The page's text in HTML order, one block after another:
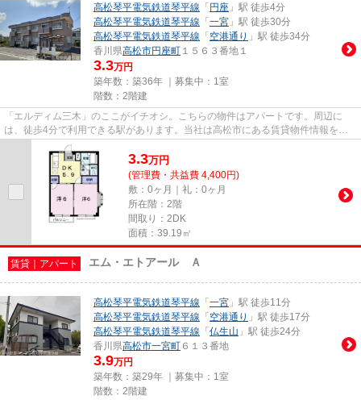
高松琴平電気鉄道琴平線 「 円座 」駅 徒歩4分
高松琴平電気鉄道琴平線 「 一宮 」駅 徒歩30分
高松琴平電気鉄道琴平線 「 空港通り 」駅 徒歩34分
香川県高松市円座町 １５６３番地１
3.3万円
築年数：築36年 ｜募集中： 1室
階数：2階建
「エルディム三木」のここがイチオシ。こちらの物件はアパートです。周辺に
は、徒歩4分で利用できる駅があります。当社は高松市にある賃貸物件情報を豊
富に取り扱っております。こだわ...
3.3万円
(管理費・共益費 4,400円)
敷：0ヶ月｜礼：0ヶ月
所在階：2階
間取り：2DK
面積：39.19㎡
賃貸｜アパート エム・エトアール Ａ
高松琴平電気鉄道琴平線 「 一宮 」駅 徒歩11分
高松琴平電気鉄道琴平線 「 空港通り 」駅 徒歩17分
高松琴平電気鉄道琴平線 「 仏生山 」駅 徒歩24分
香川県高松市一宮町 ６１３番地
3.9万円
築年数：築29年 ｜募集中： 1室
階数：2階建